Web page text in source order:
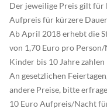
Der jeweilige Preis gilt für
Aufpreis für kürzere
Ab April 2018 erhebt die
von 1,70 Euro pro
Kinder bis 10 Jahre
An gesetzlichen
andere Preise, bitte
10 Euro Aufpreis/Nacht